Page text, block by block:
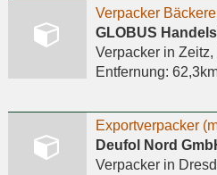
Verpackerin Zeitz,
Entfernung:
Deufol Nord
Verpackerin